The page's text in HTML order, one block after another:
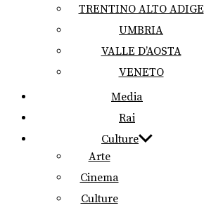
TRENTINO ALTO ADIGE
UMBRIA
VALLE D’AOSTA
VENETO
Media
Rai
Culture
Arte
Cinema
Culture